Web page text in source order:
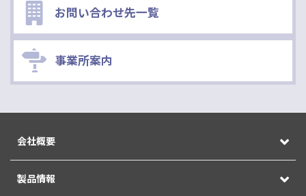
お問い合わせ先一覧
事業所案内
会社概要
製品情報